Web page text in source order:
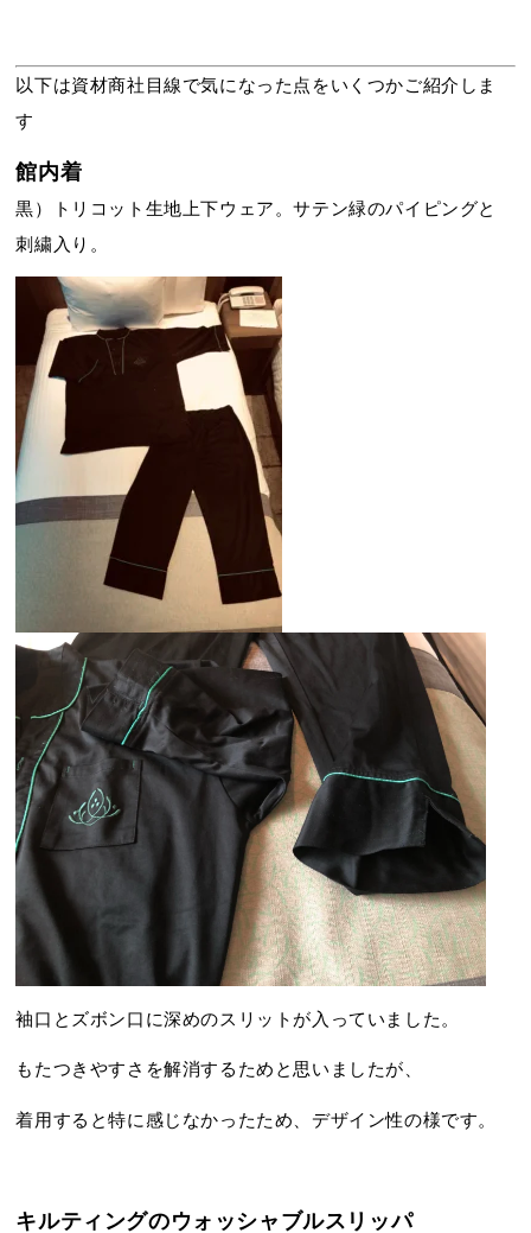
以下は資材商社目線で気になった点をいくつかご紹介しま
す
館内着
黒）トリコット生地上下ウェア。サテン緑のパイピングと
刺繍入り。
袖口とズボン口に深めのスリットが入っていました。
もたつきやすさを解消するためと思いましたが、
着用すると特に感じなかったため、デザイン性の様です。
キルティングのウォッシャブルスリッパ